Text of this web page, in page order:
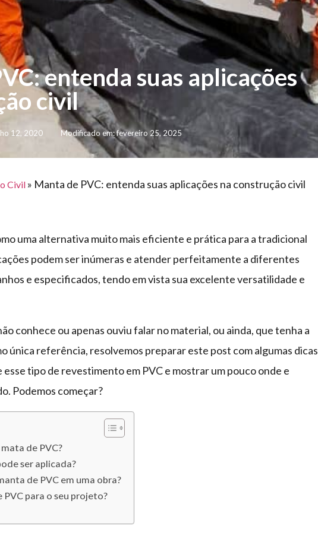
entenda suas aplicações
civil
12, 2020 Modificado em: fevereiro 25, 2025
Civil » Manta de PVC: entenda suas aplicações na construção civil
uma alternativa muito mais eficiente e prática para a tradicional
podem ser inúmeras e atender perfeitamente a diferentes
e especificados, tendo em vista sua excelente versatilidade e
conhece ou apenas ouviu falar no material, ou ainda, que tenha a
única referência, resolvemos preparar este post com algumas dicas
tipo de revestimento em PVC e mostrar um pouco onde e
Podemos começar?
de PVC?
ser aplicada?
de PVC em uma obra?
para o seu projeto?